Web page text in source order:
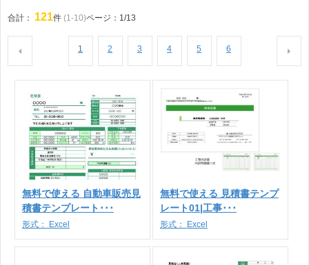
合計： 121件 (1-10)ページ：1/13
1 2 3 4 5 6
無料で使える 自動車販売見
積書テンプレート･･･
形式： Excel
無料で使える 見積書テンプ
レート01|工事･･･
形式： Excel